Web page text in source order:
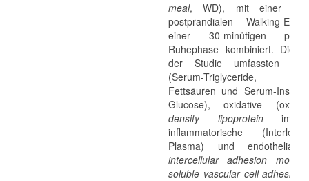
meal, WD), mit einer 30-
postprandialen Walking-
einer 30-minütigen
Ruhephase kombiniert. Die
der Studie umfassten
(Serum-Triglyceride,
Fettsäuren und Serum-
Glucose), oxidative
density lipoproteinim
inflammatorische
Plasma) und
intercellular adhesion
soluble vascular cell adhesion